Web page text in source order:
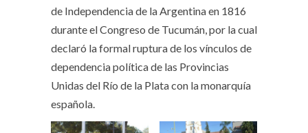
de Independencia de la Argentina en 1816
durante el Congreso de Tucumán, por la cual
declaró la formal ruptura de los vínculos de
dependencia política de las Provincias
Unidas del Río de la Plata con la monarquía
española.